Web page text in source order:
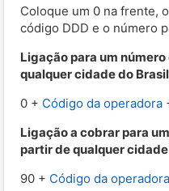
Coloque um 0 na frente,
código DDD e o número
Ligação para um
qualquer cidade do
0 + Código da operadora
Ligação a cobrar para
partir de qualquer
90 + Código da operadora